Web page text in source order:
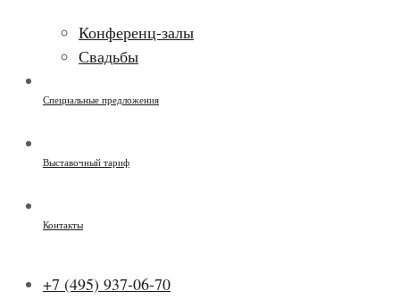
Конференц-залы
Свадьбы
Специальные предложения
Выставочный тариф
Контакты
+7 (495) 937-06-70